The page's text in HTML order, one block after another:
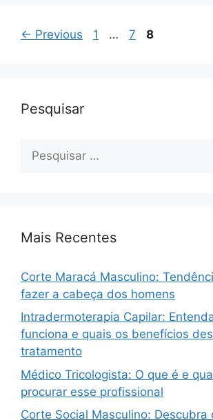
← Previous Page
1 … Page
7 Page
8
Pesquisar
por:
Mais Recentes
Corte Maracá Masculino:
fazer a cabeça dos homens
Intradermoterapia Capilar:
funciona e quais os benefícios
tratamento
Médico Tricologista: O que é e
procurar esse profissional
Corte Social Masculino: Descubra